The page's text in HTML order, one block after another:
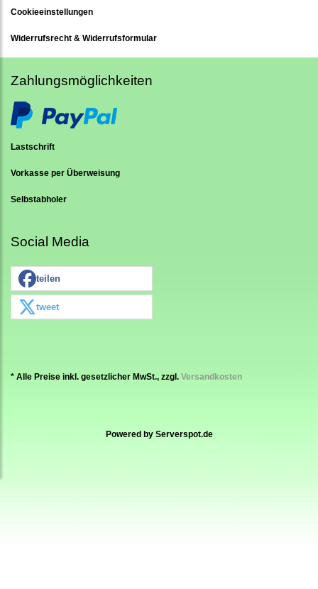
Cookieeinstellungen
Widerrufsrecht & Widerrufsformular
Zahlungsmöglichkeiten
Lastschrift
Vorkasse per Überweisung
Selbstabholer
Social Media
teilen
tweet
* Alle Preise inkl. gesetzlicher MwSt., zzgl. Versandkosten
Powered by Serverspot.de